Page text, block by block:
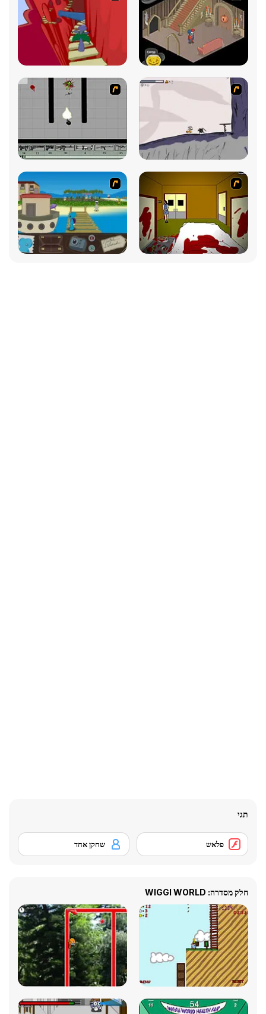
תגי
פלאש שחקן אחד
חלק מסדרה: WIGGI WORLD